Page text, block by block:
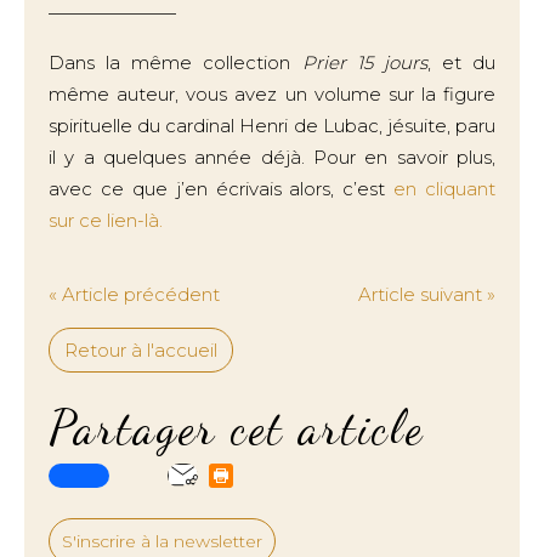
———————
Dans la même collection Prier 15 jours, et du
même auteur, vous avez un volume sur la figure
spirituelle du cardinal Henri de Lubac, jésuite, paru
il y a quelques année déjà. Pour en savoir plus,
avec ce que j’en écrivais alors, c’est en cliquant
sur ce lien-là.
« Article précédent Article suivant »
Retour à l'accueil
Partager cet article
S'inscrire à la newsletter